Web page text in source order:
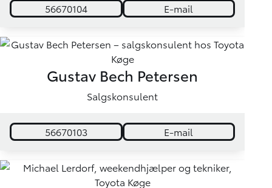
56670104 E-mail
Gustav Bech Petersen
Salgskonsulent
56670103 E-mail